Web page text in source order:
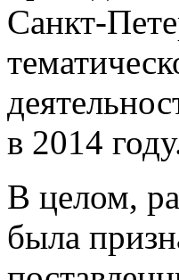
Санкт-
в 2014
В целом,
была